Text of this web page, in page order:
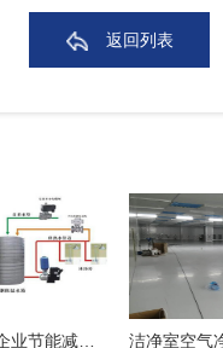
返回列表